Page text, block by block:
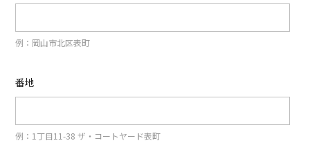
例：岡山市北区表町
番地
例：1丁目11-38 ザ・コートヤード表町